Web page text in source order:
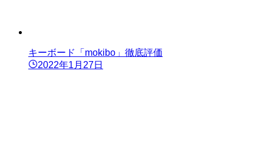
キーボード「mokibo」徹底評価
2022年1月27日